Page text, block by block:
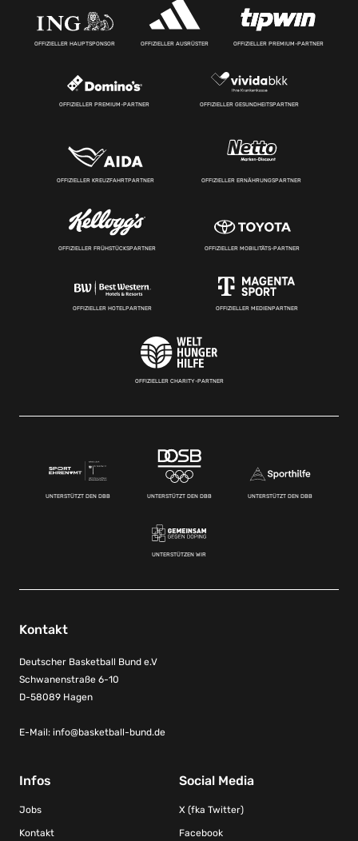
OFFIZIELLER HAUPTSPONSOR OFFIZIELLER AUSRÜSTER OFFIZIELLER PREMIUM-PARTNER
OFFIZIELLER PREMIUM-PARTNER OFFIZIELLER GESUNDHEITSPARTNER
OFFIZIELLER KREUZFAHRTPARTNER OFFIZIELLER ERNÄHRUNGSPARTNER
OFFIZIELLER FRÜHSTÜCKSPARTNER OFFIZIELLER MOBILITÄTS-PARTNER
OFFIZIELLER HOTELPARTNER OFFIZIELLER MEDIENPARTNER
OFFIZIELLER CHARITY-PARTNER
UNTERSTÜTZT DEN DBB UNTERSTÜTZT DEN DBB UNTERSTÜTZT DEN DBB
UNTERSTÜTZEN WIR
Kontakt
Deutscher Basketball Bund e.V
Schwanenstraße 6-10
D-58089 Hagen
E-Mail: info@basketball-bund.de
Infos
Jobs
Kontakt
Social Media
X (fka Twitter)
Facebook